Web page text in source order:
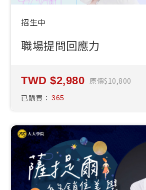
招生中
職場提問回應力
2,980 原價 10,800
已購買： 365